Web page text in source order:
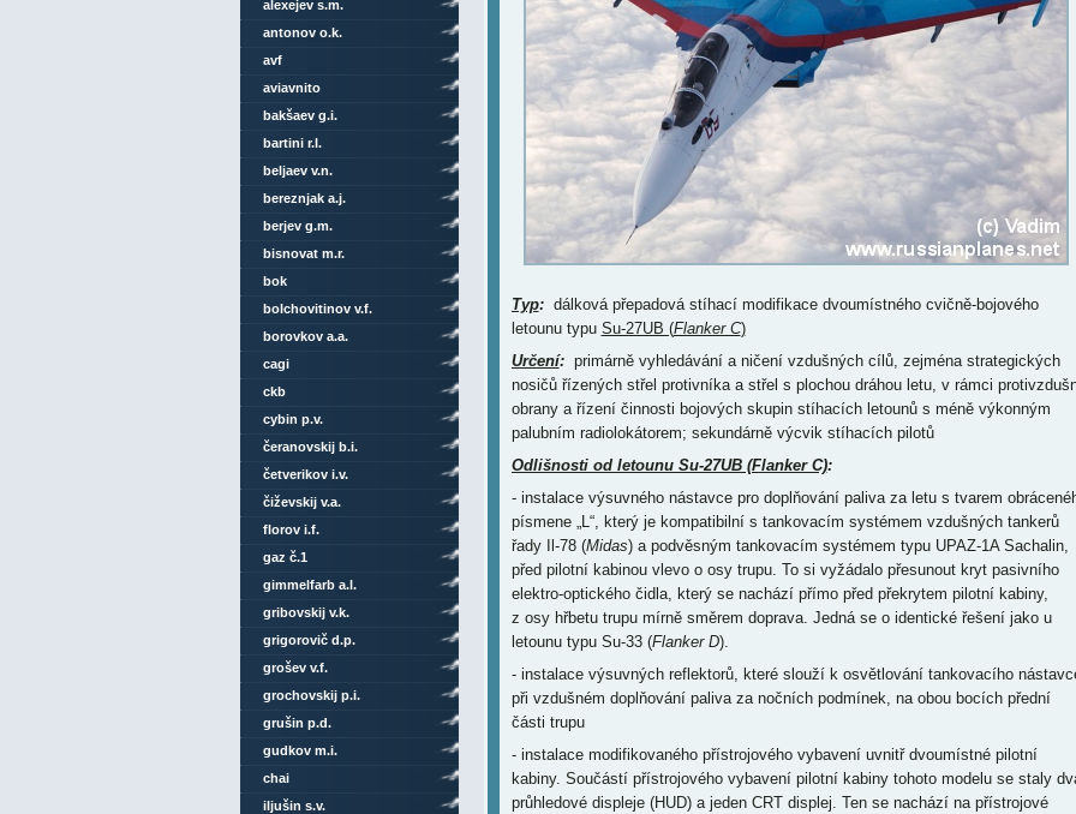
Typ:dálková přepadová stíhací modifikace dvoumístného cvičně-bojového
letounu typu Su-27UB (Flanker C)
Určení:primárně vyhledávání a ničení vzdušných cílů, zejména strategických
nosičů řízených střel protivníka a střel s plochou dráhou letu, v rámci
obrany a řízení činnosti bojových skupin stíhacích letounů s méně výkonným
palubním radiolokátorem; sekundárně výcvik stíhacích pilotů
Odlišnosti od letounu Su-27UB (Flanker C):
- instalace výsuvného nástavce pro doplňování paliva za letu s tvarem
písmene „L“, který je kompatibilní s tankovacím systémem vzdušných tankerů
řady Il-78 (Midas) a podvěsným tankovacím systémem typu UPAZ-1A Sachalin,
před pilotní kabinou vlevo o osy trupu. To si vyžádalo přesunout kryt pasivního
elektro-optického čidla, který se nachází přímo před překrytem pilotní kabiny,
z osy hřbetu trupu mírně směrem doprava. Jedná se o identické řešení jako u
letounu typu Su-33 (Flanker D).
- instalace výsuvných reflektorů, které slouží k osvětlování tankovacího
při vzdušném doplňování paliva za nočních podmínek, na obou bocích přední
části trupu
- instalace modifikovaného přístrojového vybavení uvnitř dvoumístné pilotní
kabiny. Součástí přístrojového vybavení pilotní kabiny tohoto modelu se staly
průhledové displeje (HUD) a jeden CRT displej. Ten se nachází na přístrojové
alexejev s.m.
antonov o.k.
avf
aviavnito
bakšaev g.i.
bartini r.l.
beljaev v.n.
bereznjak a.j.
berjev g.m.
bisnovat m.r.
bok
bolchovitinov v.f.
borovkov a.a.
cagi
ckb
cybin p.v.
čeranovskij b.i.
četverikov i.v.
čiževskij v.a.
florov i.f.
gaz č.1
gimmelfarb a.l.
gribovskij v.k.
grigorovič d.p.
grošev v.f.
grochovskij p.i.
grušin p.d.
gudkov m.i.
chai
iljušin s.v.